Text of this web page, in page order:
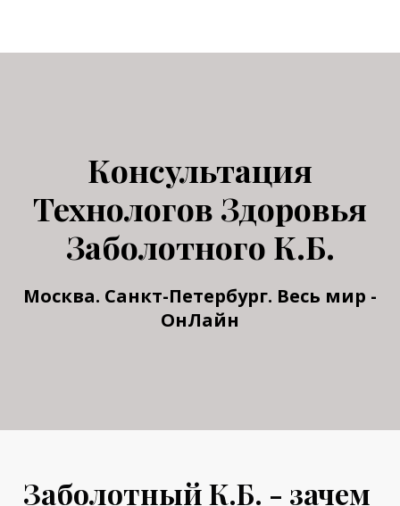
Консультация
Технологов Здоровья
Заболотного К.Б.
Москва. Санкт-Петербург. Весь мир -
ОнЛайн
Заболотный К.Б. - зачем